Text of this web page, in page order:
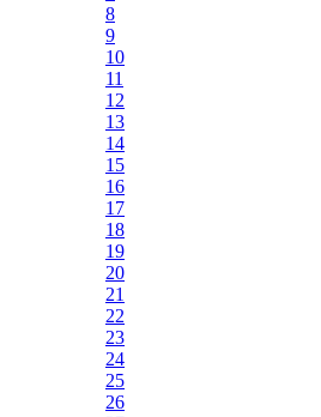
8
9
10
11
12
13
14
15
16
17
18
19
20
21
22
23
24
25
26